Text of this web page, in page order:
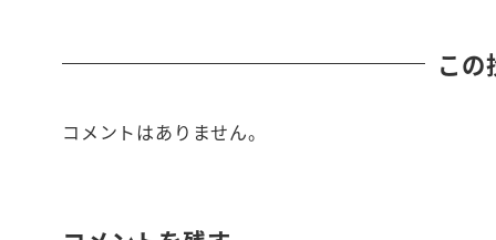
この
コメントはありません。